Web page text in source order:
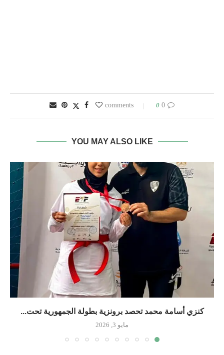
0 comments
0
YOU MAY ALSO LIKE
كنزي أسامة محمد تحصد برونزية بطولة الجمهورية تحت...
مايو 3, 2026